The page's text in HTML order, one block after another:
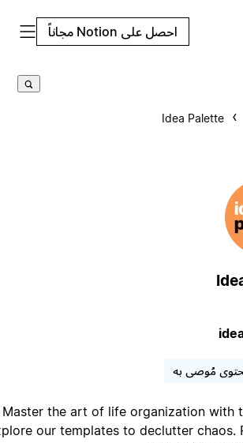
احصل على Notion مجاناً
Idea
به
Master the art of life organization
Explore our templates to declutter